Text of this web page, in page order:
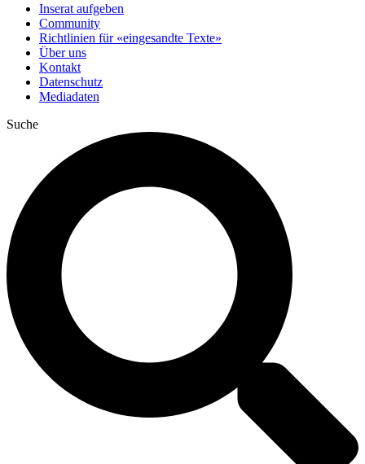
Inserat aufgeben
Community
Richtlinien für «eingesandte Texte»
Über uns
Kontakt
Datenschutz
Mediadaten
Suche